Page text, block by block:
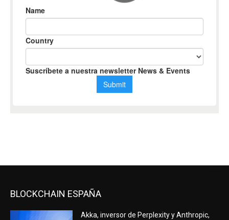
BLOCKCHAIN ESPAÑA
Akka, inversor de Perplexity y Anthropic,